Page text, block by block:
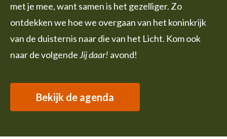
met je mee, want samen is het gezelliger. Zo
ontdekken we hoe we overgaan van het koninkrijk
van de duisternis naar die van het Licht. Kom ook
naar de volgendeJij daar! avond!
Bekijk de agenda